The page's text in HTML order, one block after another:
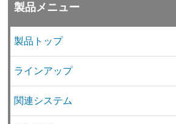
製品メニュー
製品トップ
ラインアップ
関連システム